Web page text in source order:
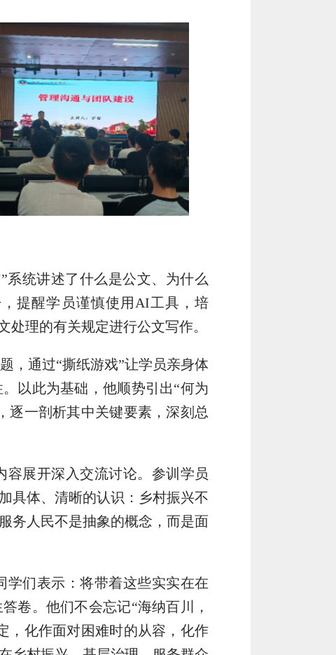
系统讲述了什么是公文、为什么
提醒学员谨慎使用AI工具，培
处理的有关规定进行公文写作。
，通过“撕纸游戏”让学员亲身体
以此为基础，他顺势引出“何为
逐一剖析其中关键要素，深刻总
展开深入交流讨论。参训学员
具体、清晰的认识：乡村振兴不
务人民不是抽象的概念，而是面
学们表示：将带着这些实实在在
卷。他们不会忘记“海纳百川，
化作面对困难时的从容，化作